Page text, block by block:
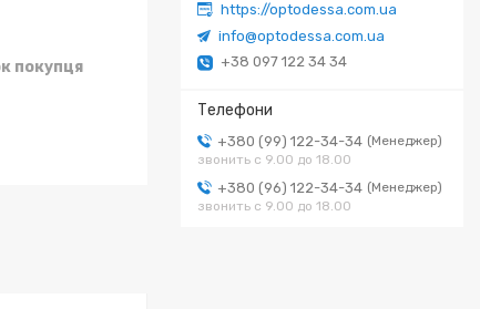
https://optodessa.com.ua
info@optodessa.com.ua
+38 097 122 34 34
+380 (99) 122-34-34
Менеджер
звонить с 9.00 до 18.00
+380 (96) 122-34-34
Менеджер
звонить с 9.00 до 18.00
покупця